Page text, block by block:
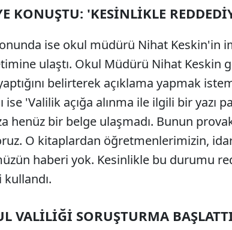
KONUŞTU: 'KESİNLİKLE
ise okul müdürü Nihat Keskin'in
ulaştı. Okul Müdürü Nihat Keskin
belirterek açıklama yapmak
ise 'Valilik açığa alınma ile ilgili bir yazı
henüz bir belge ulaşmadı. Bunun
O kitaplardan öğretmenlerimizin,
haberi yok. Kesinlikle bu durumu
VALİLİĞİ SORUŞTURMA